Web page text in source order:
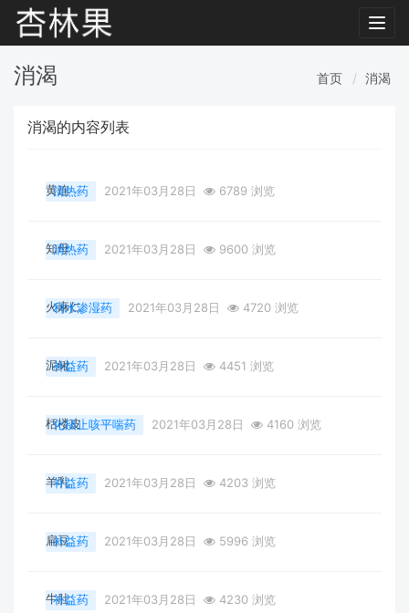
消渴 首页 消渴
消渴的内容列表
黄连
清热药 2021年03月28日 6789 浏览
知母
清热药 2021年03月28日 9600 浏览
火麻仁
利水渗湿药 2021年03月28日 4720 浏览
泥鳅
补益药 2021年03月28日 4451 浏览
栝楼皮
化痰止咳平喘药 2021年03月28日 4160 浏览
羊乳
补益药 2021年03月28日 4203 浏览
扁豆
补益药 2021年03月28日 5996 浏览
牛肚
补益药 2021年03月28日 4230 浏览